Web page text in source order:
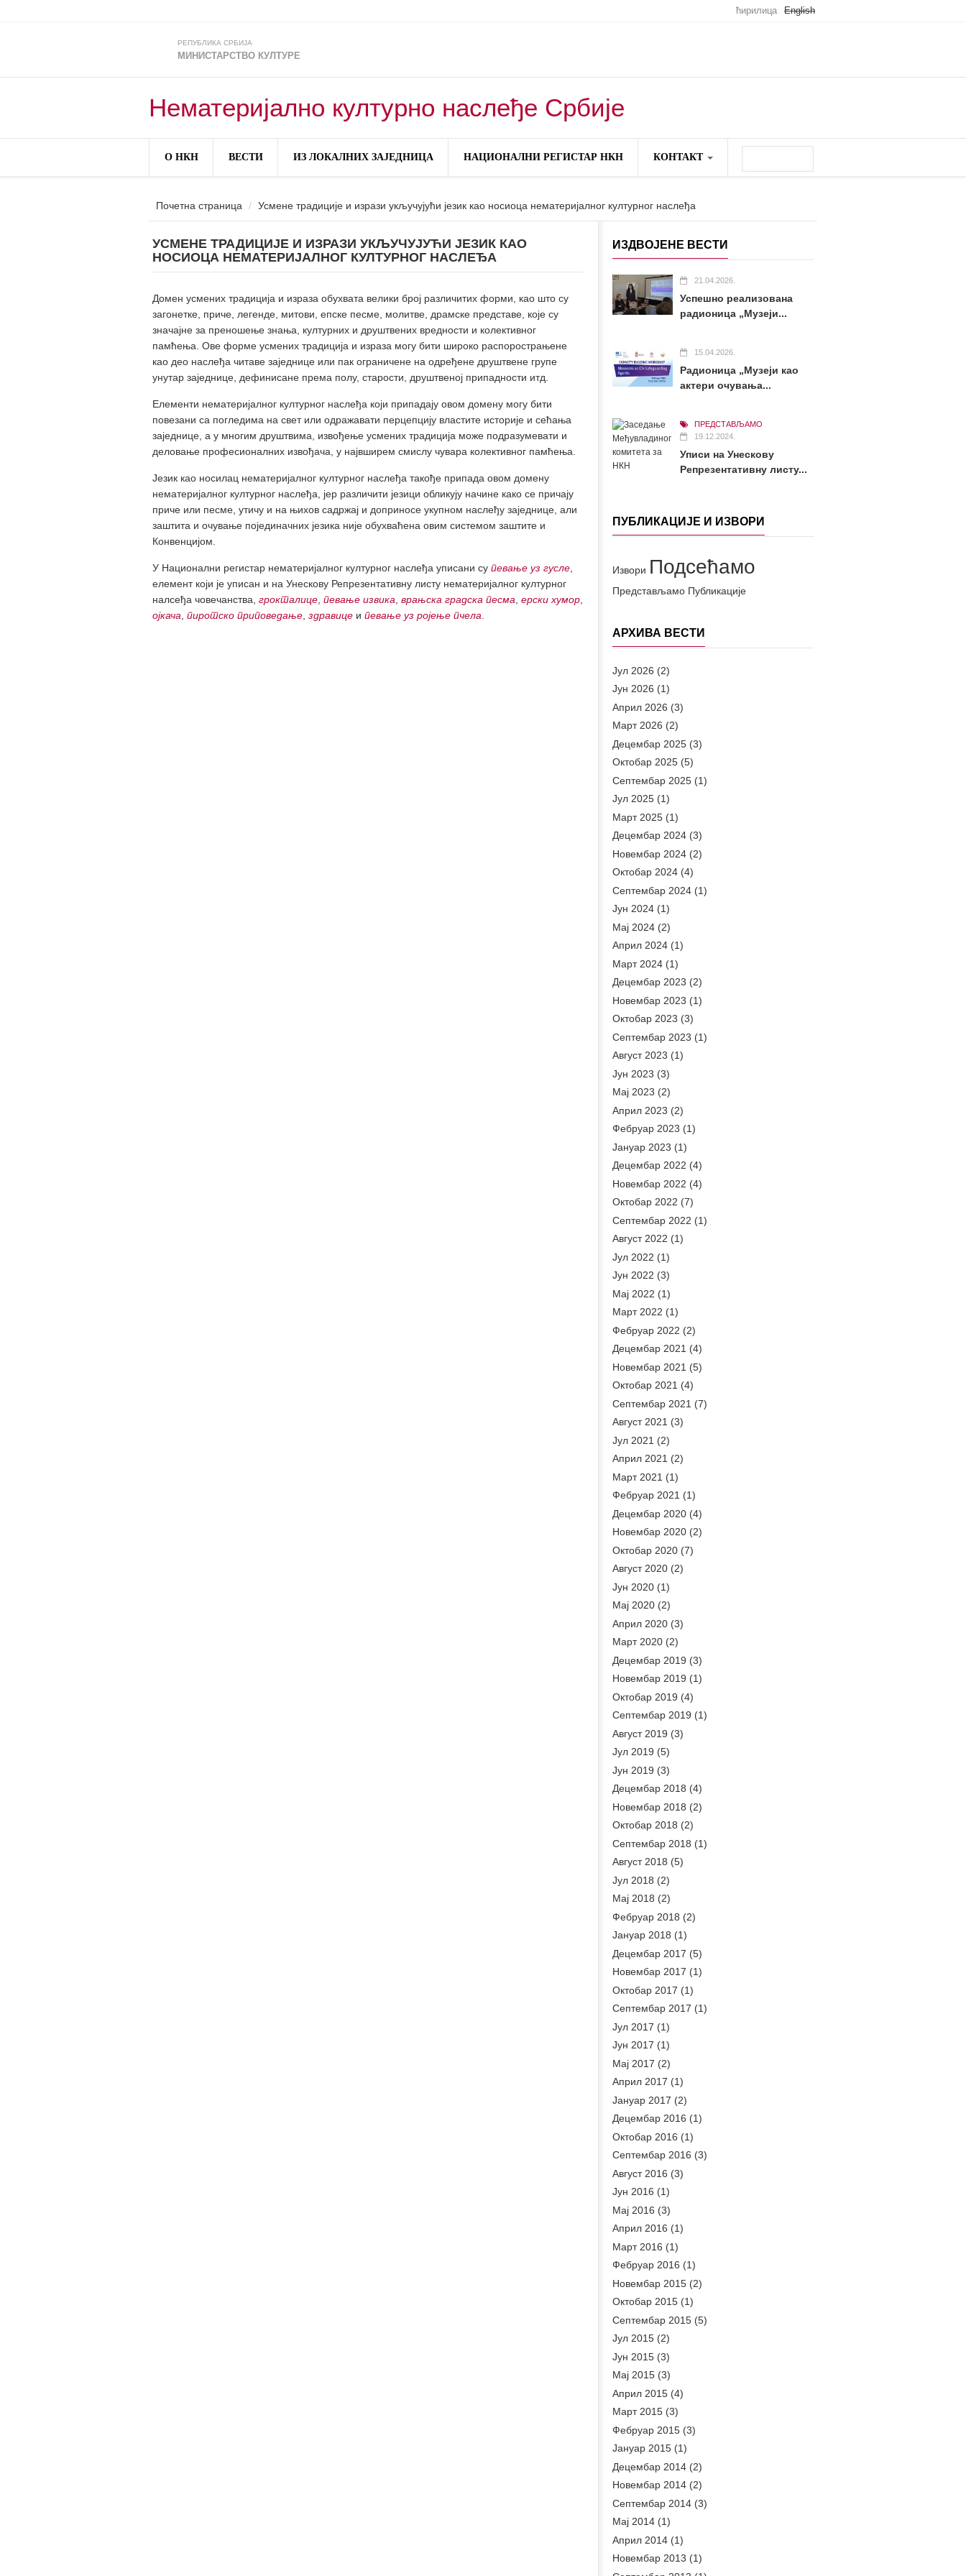
ћирилица English
РЕПУБЛИКА СРБИЈА
МИНИСТАРСТВО КУЛТУРЕ
Нематеријално културно наслеђе Србије
О НКН ВЕСТИ ИЗ ЛОКАЛНИХ ЗАЈЕДНИЦА НАЦИОНАЛНИ РЕГИСТАР НКН КОНТАКТ
О НАМА
Почетна страница Усмене традиције и изрази укључујући језик као носиоца нематеријалног културног наслеђа
УСМЕНЕ ТРАДИЦИЈЕ И ИЗРАЗИ УКЉУЧУЈУЋИ ЈЕЗИК КАО
НОСИОЦА НЕМАТЕРИЈАЛНОГ КУЛТУРНОГ НАСЛЕЂА
Домен усмених традиција и израза обухвата велики број различитих форми, као што су
загонетке, приче, легенде, митови, епске песме, молитве, драмске представе, које су
значајне за преношење знања, културних и друштвених вредности и колективног
памћења. Ове форме усмених традиција и израза могу бити широко распорострањене
као део наслеђа читаве заједнице или пак ограничене на одређене друштвене групе
унутар заједнице, дефинисане према полу, старости, друштвеној припадности итд.
Елементи нематеријалног културног наслеђа који припадају овом домену могу бити
повезани са погледима на свет или одражавати перцепцију властите историје и сећања
заједнице, а у многим друштвима, извођење усмених традиција може подразумевати и
деловање професионалних извођача, у највширем смислу чувара колективног памћења.
Језик као носилац нематеријалног културног наслеђа такође припада овом домену
нематеријалног културног наслеђа, јер различити језици обликују начине како се причају
приче или песме, утичу и на њихов садржај и доприносе укупном наслеђу заједнице, али
заштита и очување појединачних језика није обухваћена овим системом заштите и
Конвенцијом.
У Национални регистар нематеријалног културног наслеђа уписани су певање уз гусле
елемент који је уписан и на Унескову Репрезентативну листу нематеријалног културног
налсеђа човечанства, грокталице певање извика врањска градска песма ерски хумор
ојкача пиротско приповедање здравице и певање уз ројење пчела
ИЗДВОЈЕНЕ ВЕСТИ
21.04.2026.
Успешно реализована
радионица „Музеји...
15.04.2026.
Радионица „Музеји као
актери очувања...
ПРЕДСТАВЉАМО
19.12.2024.
Уписи на Унескову
Репрезентативну листу...
ПУБЛИКАЦИЈЕ И ИЗВОРИ
Извори Подсећамо
Представљамо Публикације
АРХИВА ВЕСТИ
Јул 2026 (2)
Јун 2026 (1)
Април 2026 (3)
Март 2026 (2)
Децембар 2025 (3)
Октобар 2025 (5)
Септембар 2025 (1)
Јул 2025 (1)
Март 2025 (1)
Децембар 2024 (3)
Новембар 2024 (2)
Октобар 2024 (4)
Септембар 2024 (1)
Јун 2024 (1)
Мај 2024 (2)
Април 2024 (1)
Март 2024 (1)
Децембар 2023 (2)
Новембар 2023 (1)
Октобар 2023 (3)
Септембар 2023 (1)
Август 2023 (1)
Јун 2023 (3)
Мај 2023 (2)
Април 2023 (2)
Фебруар 2023 (1)
Јануар 2023 (1)
Децембар 2022 (4)
Новембар 2022 (4)
Октобар 2022 (7)
Септембар 2022 (1)
Август 2022 (1)
Јул 2022 (1)
Јун 2022 (3)
Мај 2022 (1)
Март 2022 (1)
Фебруар 2022 (2)
Децембар 2021 (4)
Новембар 2021 (5)
Октобар 2021 (4)
Септембар 2021 (7)
Август 2021 (3)
Јул 2021 (2)
Април 2021 (2)
Март 2021 (1)
Фебруар 2021 (1)
Децембар 2020 (4)
Новембар 2020 (2)
Октобар 2020 (7)
Август 2020 (2)
Јун 2020 (1)
Мај 2020 (2)
Април 2020 (3)
Март 2020 (2)
Децембар 2019 (3)
Новембар 2019 (1)
Октобар 2019 (4)
Септембар 2019 (1)
Август 2019 (3)
Јул 2019 (5)
Јун 2019 (3)
Децембар 2018 (4)
Новембар 2018 (2)
Октобар 2018 (2)
Септембар 2018 (1)
Август 2018 (5)
Јул 2018 (2)
Мај 2018 (2)
Фебруар 2018 (2)
Јануар 2018 (1)
Децембар 2017 (5)
Новембар 2017 (1)
Октобар 2017 (1)
Септембар 2017 (1)
Јул 2017 (1)
Јун 2017 (1)
Мај 2017 (2)
Април 2017 (1)
Јануар 2017 (2)
Децембар 2016 (1)
Октобар 2016 (1)
Септембар 2016 (3)
Август 2016 (3)
Јун 2016 (1)
Мај 2016 (3)
Април 2016 (1)
Март 2016 (1)
Фебруар 2016 (1)
Новембар 2015 (2)
Октобар 2015 (1)
Септембар 2015 (5)
Јул 2015 (2)
Јун 2015 (3)
Мај 2015 (3)
Април 2015 (4)
Март 2015 (3)
Фебруар 2015 (3)
Јануар 2015 (1)
Децембар 2014 (2)
Новембар 2014 (2)
Септембар 2014 (3)
Мај 2014 (1)
Април 2014 (1)
Новембар 2013 (1)